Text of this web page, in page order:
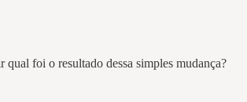
foi o resultado dessa simples mudança?